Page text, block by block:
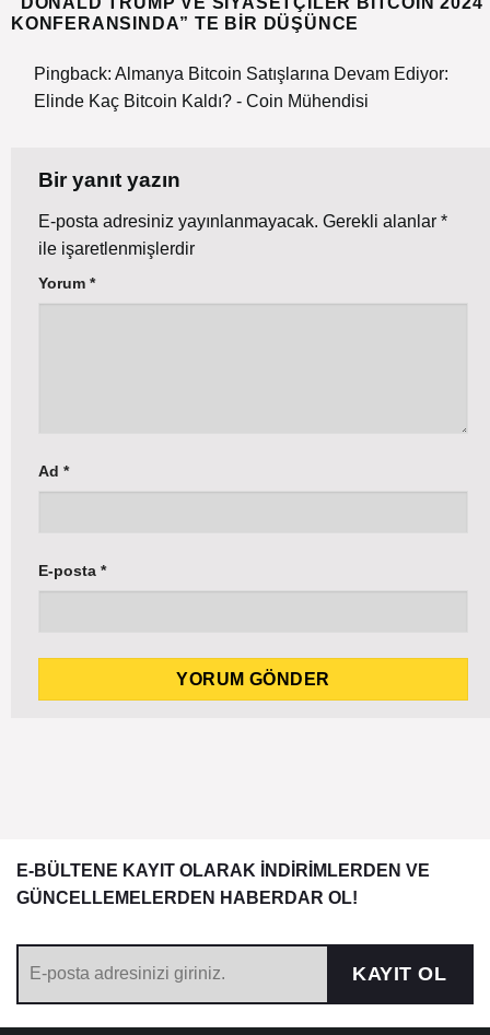
KONFERANSINDA” TE BIR DÜŞÜNCE
Pingback: Almanya Bitcoin Satışlarına Devam Ediyor:
Elinde Kaç Bitcoin Kaldı? - Coin Mühendisi
Bir yanıt yazın
E-posta adresiniz yayınlanmayacak. Gerekli alanlar *
ile işaretlenmişlerdir
Yorum *
Ad *
E-posta *
E-BÜLTENE KAYIT OLARAK İNDİRİMLERDEN VE
GÜNCELLEMELERDEN HABERDAR OL!
KAYIT OL